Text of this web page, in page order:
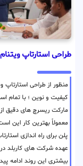
طراحی استارتاپ ویتنام
منظور از طراحی استارتاپ
کیفیت و نوین ؛ با تمام
مارکت ریسرچ های دقیق از
معمولاً بهترین کار این
پلن برای راه اندازی
عهده شرکت های کاربلد در
بیشتری این روند ادامه